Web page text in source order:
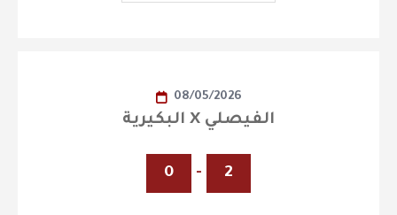
08/05/2026
البكيرية X الفيصلي
0 - 2